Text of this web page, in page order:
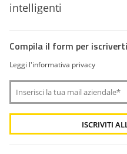
intelligenti
Compila il form per
Leggi l'informativa privacy